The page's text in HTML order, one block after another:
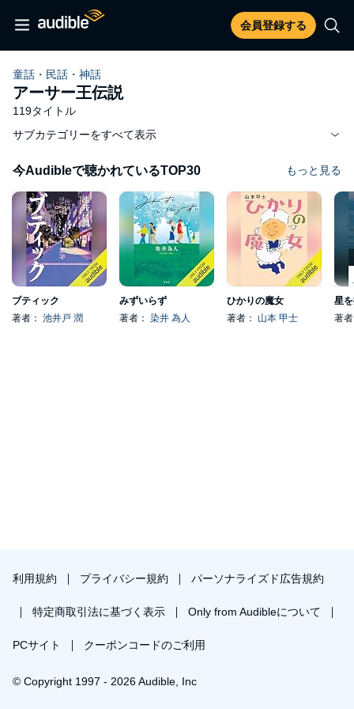
会員登録する
童話・民話・神話
アーサー王伝説
119タイトル
サブカテゴリーをすべて表示
今Audibleで聴かれているTOP30 もっと見る
ブティック
著者： 池井戸 潤
みずいらず
著者： 染井 為人
ひかりの魔女
著者： 山本 甲士
星
著
利用規約 プライバシー規約 パーソナライズド広告規約
特定商取引法に基づく表示 Only from Audibleについて
PCサイト クーポンコードのご利用
© Copyright 1997 - 2026 Audible, Inc